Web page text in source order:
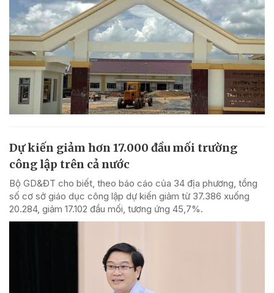
Dự kiến giảm hơn 17.000 đầu mối trường
công lập trên cả nước
Bộ GD&ĐT cho biết, theo báo cáo của 34 địa phương, tổng
số cơ sở giáo dục công lập dự kiến giảm từ 37.386 xuống
20.284, giảm 17.102 đầu mối, tương ứng 45,7%.